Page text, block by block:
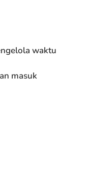
waktu
masuk